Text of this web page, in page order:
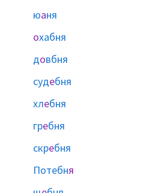
юаня
охабня
довбня
судебня
хлебня
гребня
скребня
Потебня